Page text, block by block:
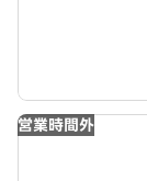
営業時間外